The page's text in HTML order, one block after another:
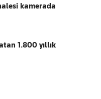
kamerada
1.800 yıllık